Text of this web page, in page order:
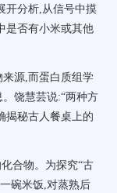
开分析,从信号中摸
是否有小米或其他
源,而蛋白质组学
饶慧芸说:“两种方
揭秘古人餐桌上的
合物。为探究“古
碗米饭,对蒸熟后